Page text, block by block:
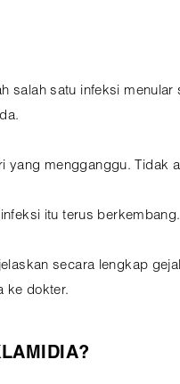
salah satu infeksi
yang mengganggu.
infeksi itu terus
secara lengkap
ke dokter.